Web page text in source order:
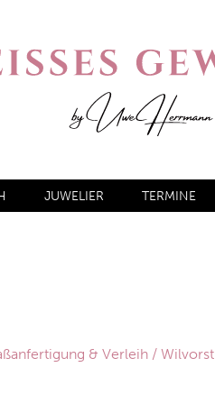
JUWELIER TERMINE
& Verleih / Wilvorst